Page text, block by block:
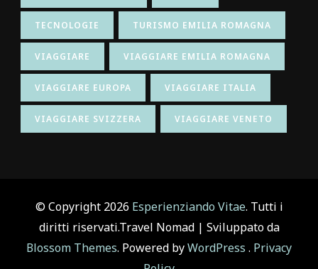
TECNOLOGIE TURISMO EMILIA ROMAGNA
VIAGGIARE VIAGGIARE EMILIA ROMAGNA
VIAGGIARE EUROPA VIAGGIARE ITALIA
VIAGGIARE SVIZZERA VIAGGIARE VENETO
© Copyright 2026 Esperienziando Vitae. Tutti i
diritti riservati.Travel Nomad | Sviluppato da
Blossom Themes. Powered byWordPress . Privacy